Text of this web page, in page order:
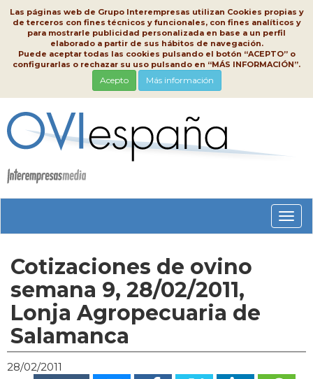
Las páginas web de Grupo Interempresas utilizan Cookies propias y
de terceros con fines técnicos y funcionales, con fines analíticos y
para mostrarle publicidad personalizada en base a un perfil
elaborado a partir de sus hábitos de navegación.
Puede aceptar todas las cookies pulsando el botón “ACEPTO” o
configurarlas o rechazar su uso pulsando en “MÁS INFORMACIÓN”.
Acepto Más información
Cotizaciones de ovino
semana 9, 28/02/2011,
Lonja Agropecuaria de
Salamanca
28/02/2011